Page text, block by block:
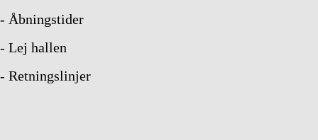
- Åbningstider
- Lej hallen
- Retningslinjer